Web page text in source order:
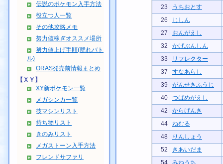
伝説のポケモン入手方法
役立つ人一覧
その他攻略メモ
努力値稼ぎオススメ場所
努力値上げ手順(群れバト
ル)
ORAS発売前情報まとめ
【ＸＹ】
XY新ポケモン一覧
メガシンカ一覧
技マシンリスト
持ち物リスト
きのみリスト
メガストーン入手方法
フレンドサファリ
23
うちおとす
26
じしん
27
おんがえし
32
かげぶんしん
33
リフレクター
37
すなあらし
39
がんせきふうじ
40
つばめがえし
42
からげんき
44
ねむる
48
りんしょう
52
きあいだま
54
みねうち